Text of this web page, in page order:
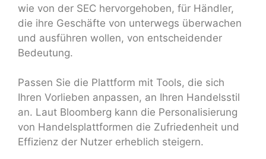
wie von der SEC hervorgehoben, für Händler,
die ihre Geschäfte von unterwegs überwachen
und ausführen wollen, von entscheidender
Bedeutung.
Passen Sie die Plattform mit Tools, die sich
Ihren Vorlieben anpassen, an Ihren Handelsstil
an. Laut Bloomberg kann die Personalisierung
von Handelsplattformen die Zufriedenheit und
Effizienz der Nutzer erheblich steigern.